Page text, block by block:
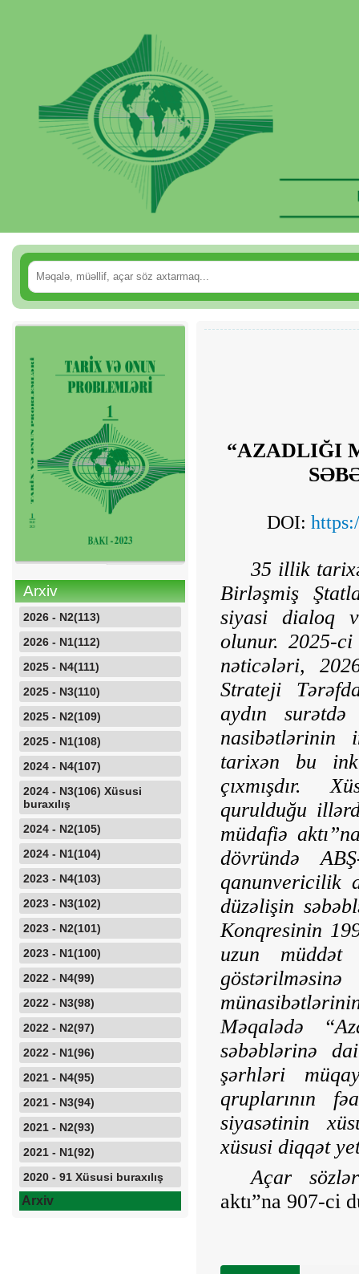
Arxiv
2026 - N2(113)
2026 - N1(112)
2025 - N4(111)
2025 - N3(110)
2025 - N2(109)
2025 - N1(108)
2024 - N4(107)
2024 - N3(106) Xüsusi
buraxılış
2024 - N2(105)
2024 - N1(104)
2023 - N4(103)
2023 - N3(102)
2023 - N2(101)
2023 - N1(100)
2022 - N4(99)
2022 - N3(98)
2022 - N2(97)
2022 - N1(96)
2021 - N4(95)
2021 - N3(94)
2021 - N2(93)
2021 - N1(92)
2020 - 91 Xüsusi buraxılış
Arxiv
“AZADLIĞI
DOI:
35 illik
Birləşmiş
siyasi dialoq
olunur. 2025-
nəticələri,
Strateji
aydın
nasibətlərinin
tarixən bu
çıxmışdır.
qurulduğu
müdafiə
dövründə
qanunvericilik
düzəlişin
Konqresinin
uzun müddət
Məqalədə
səbəblərinə
şərhləri
qruplarının
siyasətinin
xüsusi diqqət
Açar
aktı”na 907-ci